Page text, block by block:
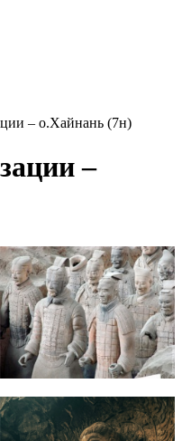
– о.Хайнань (7н)
–